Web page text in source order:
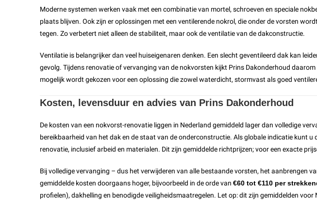
Moderne systemen werken vaak met een combinatie van mortel, schroeven en speciale
plaats blijven. Ook zijn er oplossingen met een ventilerende nokrol, die onder de vorsten
tegen. Zo verbetert niet alleen de stabiliteit, maar ook de ventilatie van de dakconstructie.
Ventilatie is belangrijker dan veel huiseigenaren denken. Een slecht geventileerd dak kan
gevolg. Tijdens renovatie of vervanging van de nokvorsten kijkt Prins Dakonderhoud
mogelijk wordt gekozen voor een oplossing die zowel waterdicht, stormvast als goed
Kosten, levensduur en advies van Prins Dakonderhoud
De kosten van een nokvorst-renovatie liggen in Nederland gemiddeld lager dan volledige
bereikbaarheid van het dak en de staat van de onderconstructie. Als globale indicatie kunt u
renovatie, inclusief arbeid en materialen. Dit zijn gemiddelde richtprijzen; voor een exacte
Bij volledige vervanging – dus het verwijderen van alle bestaande vorsten, het aanbrengen
gemiddelde kosten doorgaans hoger, bijvoorbeeld in de orde van €60 tot €110 per
profielen), dakhelling en benodigde veiligheidsmaatregelen. Let op: dit zijn gemiddelden